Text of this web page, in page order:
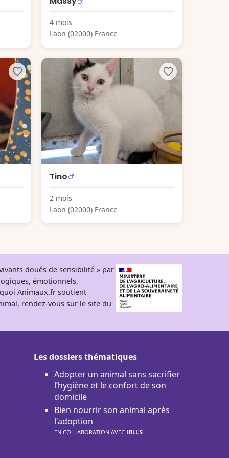
4 mois
Laon (02000) France
Tino
2 mois
Laon (02000) France
doués de sensibilité » par
émotionnels,
Animaux.fr soutient
rendez-vous sur le site du
Les dossiers thématiques
Adopter un animal sans sacrifier
l’hygiène et le confort de son
domicile
Bien nourrir son animal après
l'adoption
EN COLLABORATION AVEC HILL'S